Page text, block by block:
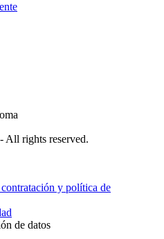
- All rights reserved.
y política de
de datos